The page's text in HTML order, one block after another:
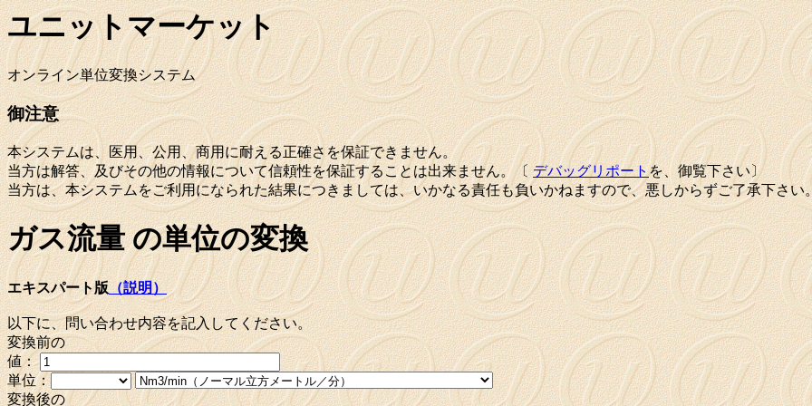
ユニットマーケット
オンライン単位変換システム
御注意
本システムは、医用、公用、商用に耐える正確さを保証できません。
当方は解答、及びその他の情報について信頼性を保証することは出来ません。〔デバッグリポートを、御覧下さい〕
当方は、本システムをご利用になられた結果につきましては、いかなる責任も負いかねますので、悪しからずご了承下さい
ガス流量 の単位の変換
エキスパート版（説明）
以下に、問い合わせ内容を記入してください。
変換前の
値：
単位：
変換後の